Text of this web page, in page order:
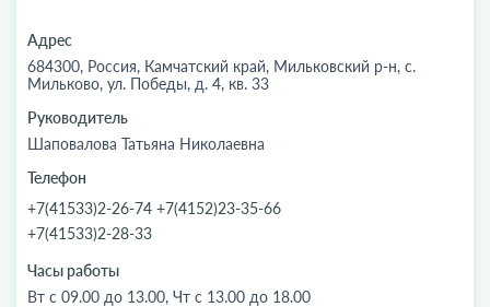
Адрес
684300, Россия, Камчатский край, Мильковский р-н, с.
Мильково, ул. Победы, д. 4, кв. 33
Руководитель
Шаповалова Татьяна Николаевна
Телефон
+7(41533)2-26-74 +7(4152)23-35-66
+7(41533)2-28-33
Часы работы
Вт с 09.00 до 13.00, Чт с 13.00 до 18.00